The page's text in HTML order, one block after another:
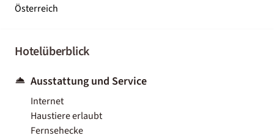
Österreich
Hotelüberblick
Ausstattung und Service
Internet
Haustiere erlaubt
Fernsehecke